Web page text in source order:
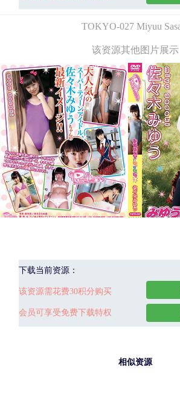
TOKYO-027 Miyuu
该资源其他图片展示
下载当前资源：
该资源需花费30积分购买
会员可享受免费下载特权
相似资源